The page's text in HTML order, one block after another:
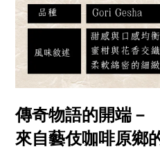
傳奇物語的開端－
來自藝伎咖啡原鄉